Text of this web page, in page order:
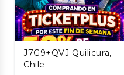
J7G9+QVJ Quilicura,
Chile